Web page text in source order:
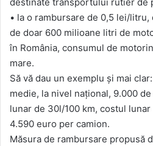
destinate transportului rutier de
• la o rambursare de 0,5 lei/
de doar 600 milioane litri de
în România, consumul de
mare.
Să vă dau un exemplu și mai
medie, la nivel național, 9.000
lunar de 30l/100 km, costul
4.590 euro per camion.
Măsura de rambursare propusă